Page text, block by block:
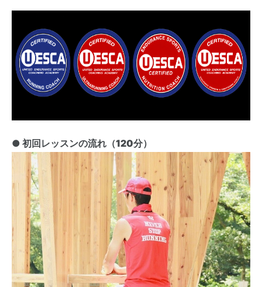
● 初回レッスンの流れ（120分）